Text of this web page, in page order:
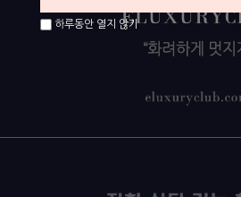
하루동안 열지 않기